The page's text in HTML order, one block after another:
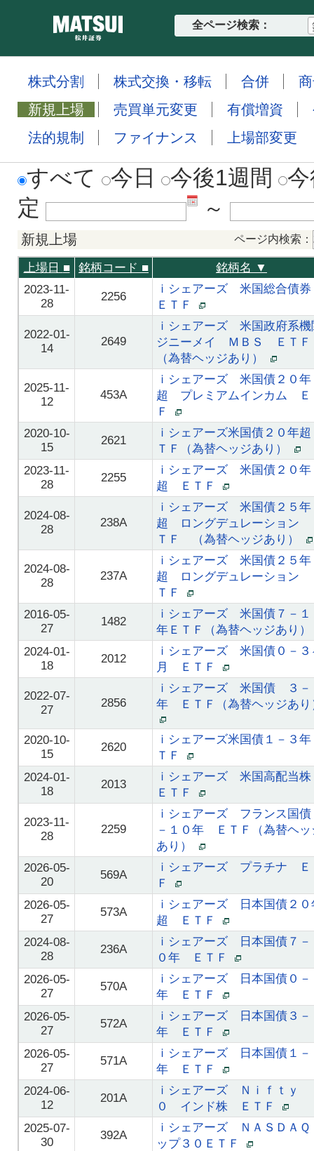
全ページ検索：
株式分割 株式交換・移転 合併
新規上場
売買単元変更 有償増資
法的規制
ファイナンス 上場部変更
すべて 今日 今後1週間
定
～
新規上場 ページ内検索：
上場日 ■ 銘柄コード ■
銘柄名 ▼
2023-11-
28
2256
ｉシェアーズ 米国総合債
ＥＴＦ
2022-01-
14
2649
ｉシェアーズ 米国政府系機
ジニーメイ ＭＢＳ ＥＴＦ
（為替ヘッジあり）
2025-11-
12
453A
ｉシェアーズ 米国債２０年
超 プレミアムインカム Ｅ
Ｆ
2020-10-
15
2621
ｉシェアーズ米国債２０年超
ＴＦ（為替ヘッジあり）
2023-11-
28
2255
ｉシェアーズ 米国債２０年
超 ＥＴＦ
2024-08-
28
238A
ｉシェアーズ 米国債２５年
超 ロングデュレーション
ＴＦ （為替ヘッジあり）
2024-08-
28
237A
ｉシェアーズ 米国債２５年
超 ロングデュレーション
ＴＦ
2016-05-
27
1482
ｉシェアーズ 米国債７－１
年ＥＴＦ（為替ヘッジあり
2024-01-
18
2012
ｉシェアーズ 米国債０－３
月 ＥＴＦ
2022-07-
27
2856
ｉシェアーズ 米国債 ３－
年 ＥＴＦ（為替ヘッジあり
2020-10-
15
2620
ｉシェアーズ米国債１－３年
ＴＦ
2024-01-
18
2013
ｉシェアーズ 米国高配当
ＥＴＦ
2023-11-
28
2259
ｉシェアーズ フランス国債
－１０年 ＥＴＦ（為替ヘッ
あり）
2026-05-
20
569A
ｉシェアーズ プラチナ Ｅ
Ｆ
2026-05-
27
573A
ｉシェアーズ 日本国債２０
超 ＥＴＦ
2024-08-
28
236A
ｉシェアーズ 日本国債７－
０年 ＥＴＦ
2026-05-
27
570A
ｉシェアーズ 日本国債０－
年 ＥＴＦ
2026-05-
27
572A
ｉシェアーズ 日本国債３－
年 ＥＴＦ
2026-05-
27
571A
ｉシェアーズ 日本国債１－
年 ＥＴＦ
2024-06-
12
201A
ｉシェアーズ Ｎｉｆｔｙ
０ インド株 ＥＴＦ
2025-07-
30
392A
ｉシェアーズ ＮＡＳＤＡＱ
ップ３０ＥＴＦ